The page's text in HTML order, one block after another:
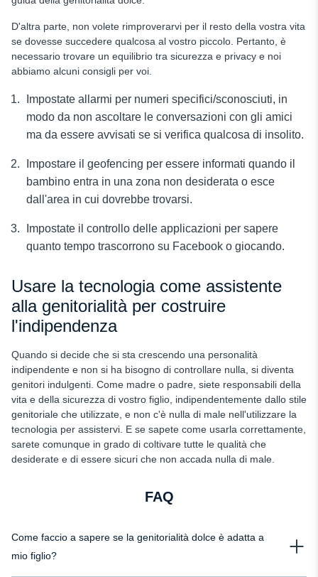
D'altra parte, non volete rimproverarvi per il resto della vostra vita
se dovesse succedere qualcosa al vostro piccolo. Pertanto, è
necessario trovare un equilibrio tra sicurezza e privacy e noi
abbiamo alcuni consigli per voi.
Impostate allarmi per numeri specifici/sconosciuti, in
modo da non ascoltare le conversazioni con gli amici
ma da essere avvisati se si verifica qualcosa di insolito.
Impostare il geofencing per essere informati quando il
bambino entra in una zona non desiderata o esce
dall'area in cui dovrebbe trovarsi.
Impostate il controllo delle applicazioni per sapere
quanto tempo trascorrono su Facebook o giocando.
Usare la tecnologia come assistente
alla genitorialità per costruire
l'indipendenza
Quando si decide che si sta crescendo una personalità
indipendente e non si ha bisogno di controllare nulla, si diventa
genitori indulgenti. Come madre o padre, siete responsabili della
vita e della sicurezza di vostro figlio, indipendentemente dallo stile
genitoriale che utilizzate, e non c'è nulla di male nell'utilizzare la
tecnologia per assistervi. E se sapete come usarla correttamente,
sarete comunque in grado di coltivare tutte le qualità che
desiderate e di essere sicuri che non accada nulla di male.
FAQ
Come faccio a sapere se la genitorialità dolce è adatta a
mio figlio?